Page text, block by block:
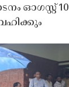
ഓഗസ്റ്റ്